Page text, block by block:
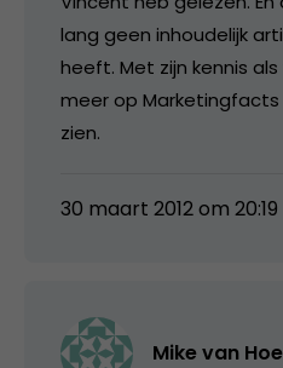
lang geen inhoudelijk
heeft. Met zijn kennis als
meer op
zien.
30 maart 2012 om 20:19
Mike van